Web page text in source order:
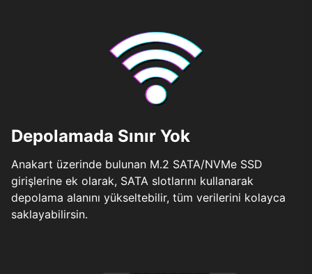
Depolamada Sınır Yok
Anakart üzerinde bulunan M.2 SATA/NVMe SSD
girişlerine ek olarak, SATA slotlarını kullanarak
depolama alanını yükseltebilir, tüm verilerini kolayca
saklayabilirsin.